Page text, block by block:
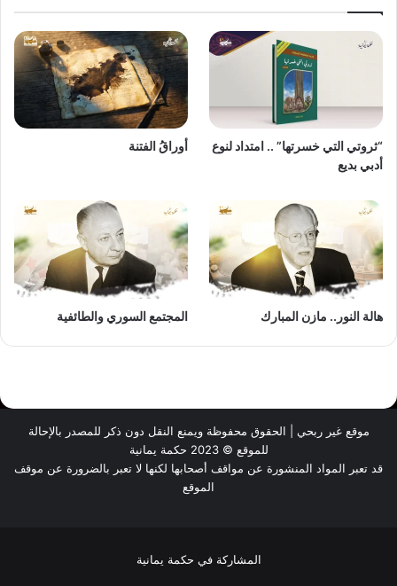
“ثروتي التي خسرتها” .. امتداد لنوع
أدبي بديع
أوراقُ الفتنة
هالة النور.. مازن المبارك المجتمع السوري والطائفية
موقع غير ربحي | الحقوق محفوظة ويمنع النقل دون ذكر للمصدر بالإحالة
للموقع © 2023 حكمة يمانية
قد تعبر المواد المنشورة عن مواقف أصحابها لكنها لا تعبر بالضرورة عن موقف
الموقع
المشاركة في حكمة يمانية